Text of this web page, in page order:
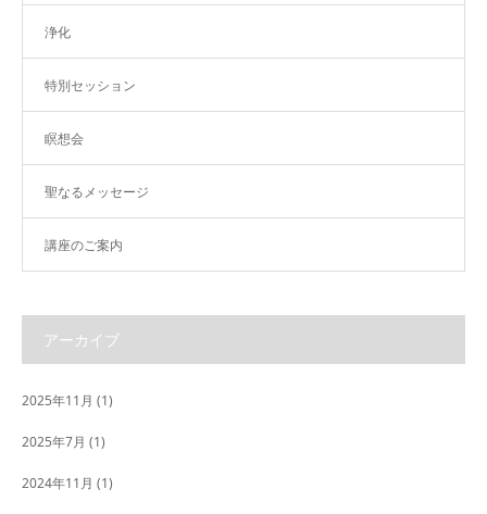
浄化
特別セッション
瞑想会
聖なるメッセージ
講座のご案内
アーカイブ
2025年11月 (1)
2025年7月 (1)
2024年11月 (1)